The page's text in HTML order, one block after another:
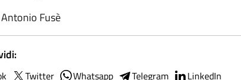
Fusè
Twitter Whatsapp Telegram LinkedIn